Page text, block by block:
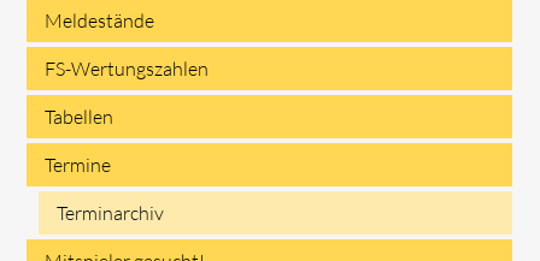
Meldestände
FS-Wertungszahlen
Tabellen
Termine
Terminarchiv